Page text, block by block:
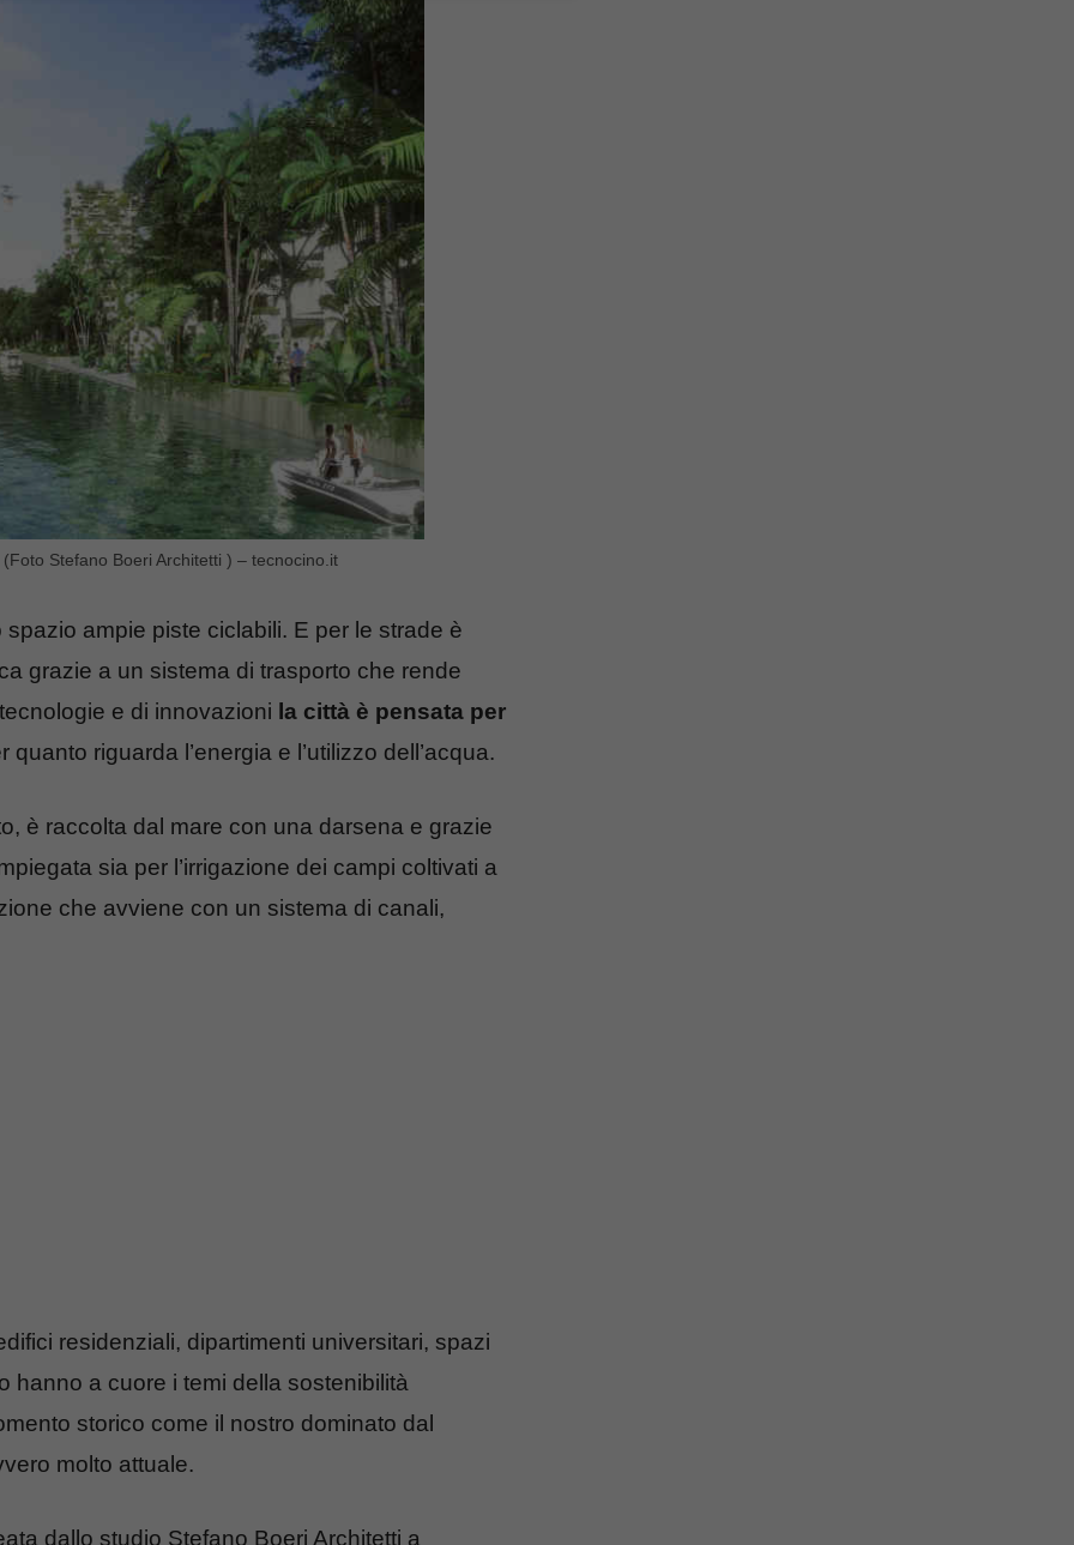
Stefano Boeri Architetti ) – tecnocino.it
ampie piste ciclabili. E per le strade è
grazie a un sistema di trasporto che rende
e di innovazioni la città è pensata per
quanto riguarda l’energia e l’utilizzo dell’acqua.
è raccolta dal mare con una darsena e grazie
sia per l’irrigazione dei campi coltivati a
che avviene con un sistema di canali,
residenziali, dipartimenti universitari, spazi
hanno a cuore i temi della sostenibilità
storico come il nostro dominato dal
molto attuale.
dallo studio Stefano Boeri Architetti a